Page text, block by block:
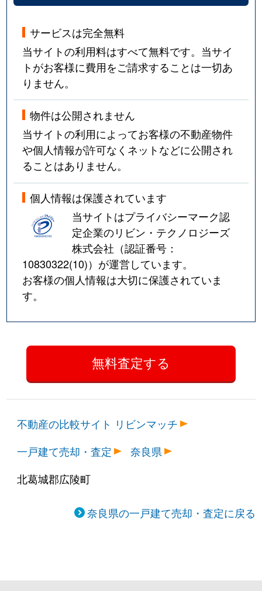
サービスは完全無料
当サイトの利用料はすべて無料です。当サイ
トがお客様に費用をご請求することは一切あ
りません。
物件は公開されません
当サイトの利用によってお客様の不動産物件
や個人情報が許可なくネットなどに公開され
ることはありません。
個人情報は保護されています
当サイトはプライバシーマーク認
定企業のリビン・テクノロジーズ
株式会社（認証番号：
10830322(10)）が運営しています。
お客様の個人情報は大切に保護されていま
す。
不動産の比較サイト リビンマッチ
一戸建て売却・査定
奈良県
北葛城郡広陵町
奈良県の一戸建て売却・査定に戻る